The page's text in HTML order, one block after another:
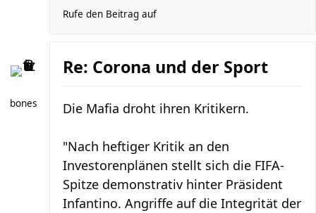
Rufe den Beitrag auf
bones
Re: Corona und der Sport
Die Mafia droht ihren Kritikern.
"Nach heftiger Kritik an den
Investorenplänen stellt sich die FIFA-
Spitze demonstrativ hinter Präsident
Infantino. Angriffe auf die Integrität der